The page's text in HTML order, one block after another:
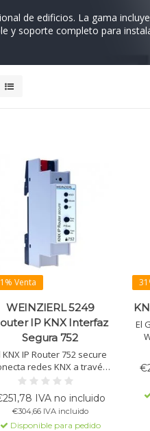
de edificios. La gama
y soporte completo para
Venta
WEINZIERL 5249
IP KNX Interfaz
Segura 752
KNX IP Router 752 secure
redes KNX a través
IP, ofreciendo transmisión
hasta 8 conexiones
con filtro avanzado.
IVA no incluido
€304,66 IVA incluido
Disponible para pedido
El